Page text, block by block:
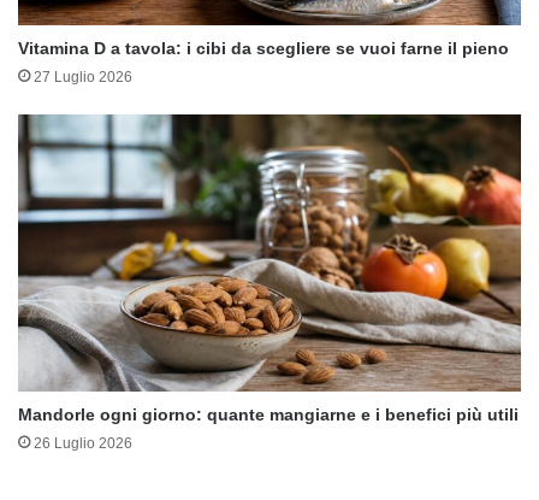
Vitamina D a tavola: i cibi da scegliere se vuoi farne il pieno
27 Luglio 2026
Mandorle ogni giorno: quante mangiarne e i benefici più utili
26 Luglio 2026